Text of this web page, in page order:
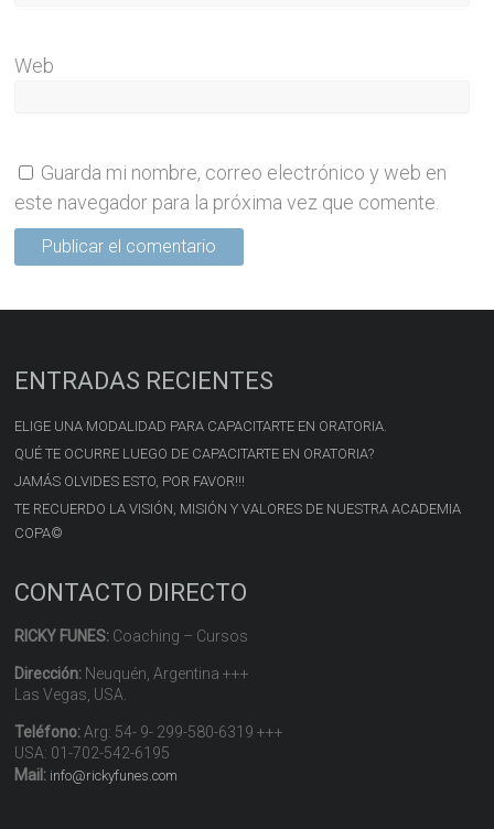
Web
Guarda mi nombre, correo electrónico y web en
este navegador para la próxima vez que comente.
ENTRADAS RECIENTES
ELIGE UNA MODALIDAD PARA CAPACITARTE EN ORATORIA.
QUÉ TE OCURRE LUEGO DE CAPACITARTE EN ORATORIA?
JAMÁS OLVIDES ESTO, POR FAVOR!!!
TE RECUERDO LA VISIÓN, MISIÓN Y VALORES DE NUESTRA ACADEMIA
COPA©
CONTACTO DIRECTO
RICKY FUNES: Coaching – Cursos
Dirección: Neuquén, Argentina +++
Las Vegas, USA.
Teléfono:Arg: 54- 9- 299-580-6319 +++
USA: 01-702-542-6195
Mail: info@rickyfunes.com